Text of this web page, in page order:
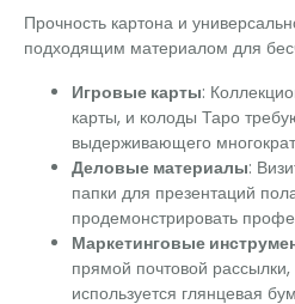
Прочность картона и
подходящим материалом для
Игровые карты:
карты, и колоды Таро
выдерживающего
Деловые материалы:
папки для презентаций
продемонстрировать
Маркетинговые
прямой почтовой рассылки,
используется глянцевая